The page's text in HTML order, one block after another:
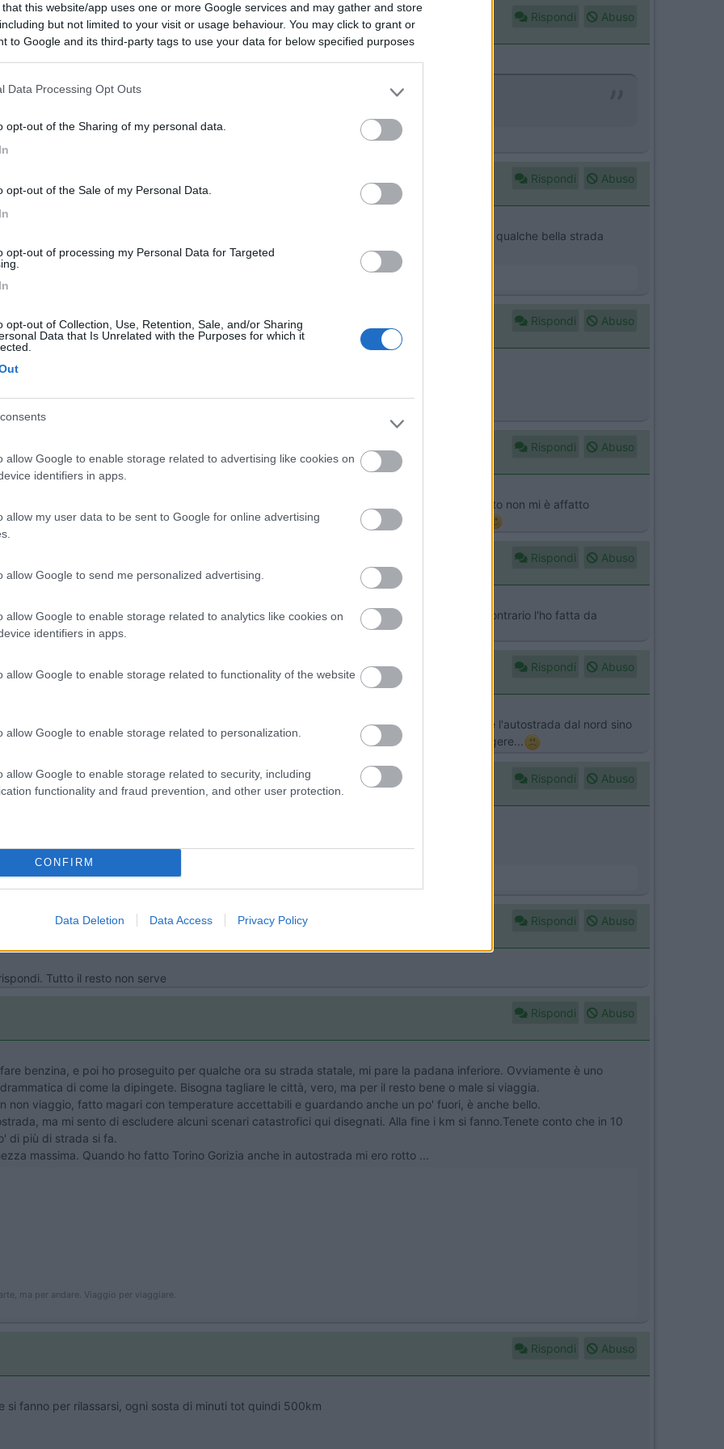
that this website/app uses one or more Google services and may gather and store
but not limited to your visit or usage behaviour. You may click to grant or
to Google and its third-party tags to use your data for below specified purposes
Data Processing Opt Outs
opt-out of the Sharing of my personal data.
opt-out of the Sale of my Personal Data.
opt-out of processing my Personal Data for Targeted
opt-out of Collection, Use, Retention, Sale, and/or Sharing
Data that Is Unrelated with the Purposes for which it
allow Google to enable storage related to advertising like cookies on
identifiers in apps.
allow my user data to be sent to Google for online advertising
allow Google to send me personalized advertising.
allow Google to enable storage related to analytics like cookies on
identifiers in apps.
allow Google to enable storage related to functionality of the website
allow Google to enable storage related to personalization.
allow Google to enable storage related to security, including
functionality and fraud prevention, and other user protection.
CONFIRM
Data Deletion Data Access Privacy Policy
Rispondi Abuso
13:17:03
italiano...
Rispondi Abuso
l'arrivo e selezioni l'opzione "evita pedaggio". Ti fai guidare da lui e stop....magari trovi pure qualche bella strada
Rispondi Abuso
del globo, fuori dall'autostrada è da pazzi.
Rispondi Abuso
fai in un paio di giorni, potrebbe essere una buona idea. Io sono tornato da Milano e il tragitto non mi è affatto
mattina prestissimo sicuramente ti permette di fare parecchi chilometri libero dal traffico
Rispondi Abuso
CREMONA, MANTOVA, ESTE.PIOVE DI SACCO VENEZIA----IN SENSO INVERSO In senso contrario l'ho fatta da
dieci giorni con mille tappe
Rispondi Abuso
di natura portato al risparmio, con il suo Possl ha.percorso la statale Adriatica per evitare l'autostrada dal nord sino
arrivata tre verbali da autovelox per velocità oltre i limiti
, risparmio andato a farsi friggere...
Rispondi Abuso
Rispondi Abuso
Tutto il resto non serve
Rispondi Abuso
benzina, e poi ho proseguito per qualche ora su strada statale, mi pare la padana inferiore. Ovviamente è uno
di come la dipingete. Bisogna tagliare le città, vero, ma per il resto bene o male si viaggia.
non viaggio, fatto magari con temperature accettabili e guardando anche un po' fuori, è anche bello.
ma mi sento di escludere alcuni scenari catastrofici qui disegnati. Alla fine i km si fanno.Tenete conto che in 10
di più di strada si fa.
massima. Quando ho fatto Torino Gorizia anche in autostrada mi ero rotto ...
ma per andare. Viaggio per viaggiare.
Rispondi Abuso
si fanno per rilassarsi, ogni sosta di minuti tot quindi 500km